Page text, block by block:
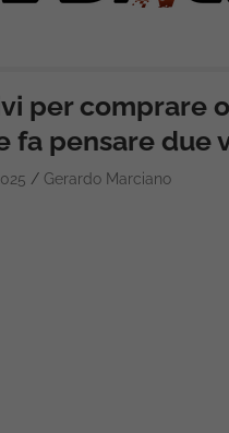
per comprare
fa pensare due
Gerardo Marciano